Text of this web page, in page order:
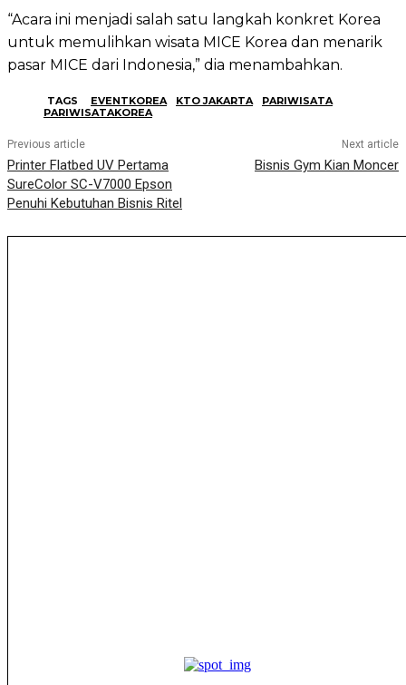
“Acara ini menjadi salah satu langkah konkret Korea
untuk memulihkan wisata MICE Korea dan menarik
pasar MICE dari Indonesia,” dia menambahkan.
TAGS EVENTKOREA KTO JAKARTA
PARIWISATA
PARIWISATAKOREA
Previous article
Printer Flatbed UV Pertama
SureColor SC-V7000 Epson
Penuhi Kebutuhan Bisnis Ritel
Next article
Bisnis Gym Kian Moncer